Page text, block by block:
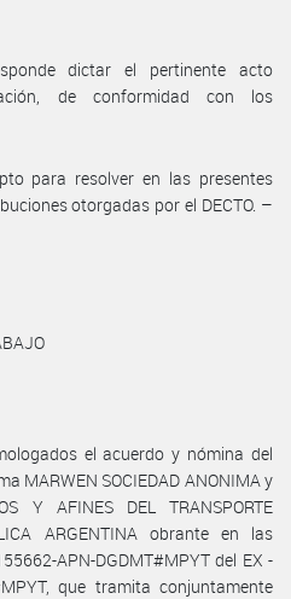
dictar el pertinente acto
de conformidad con los
para resolver en las presentes
otorgadas por el DECTO. –
el acuerdo y nómina del
MARWEN SOCIEDAD ANONIMA y
Y AFINES DEL TRANSPORTE
ARGENTINA obrante en las
APN-DGDMT#MPYT del EX -
que tramita conjuntamente